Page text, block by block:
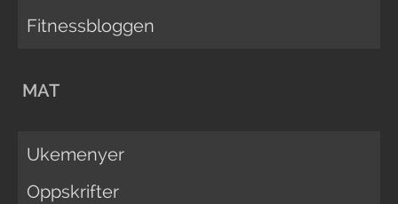
Fitnessbloggen
MAT
Ukemenyer
Oppskrifter